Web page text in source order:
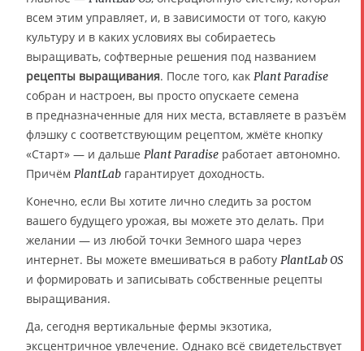
всем этим управляет, и, в зависимости от того, какую
культуру и в каких условиях вы собираетесь
выращивать, софтверные решения под названием
рецепты выращивания. После того, как Plant Paradise
собран и настроен, вы просто опускаете семена
в предназначенные для них места, вставляете в разъём
флэшку с соответствующим рецептом, жмёте кнопку
«Старт» — и дальше Plant Paradise работает автономно.
Причём PlantLab гарантирует доходность.
Конечно, если Вы хотите лично следить за ростом
вашего будущего урожая, вы можете это делать. При
желании — из любой точки Земного шара через
интернет. Вы можете вмешиваться в работу PlantLab OS
и формировать и записывать собственные рецепты
выращивания.
Да, сегодня вертикальные фермы экзотика,
эксцентричное увлечение. Однако всё свидетельствует